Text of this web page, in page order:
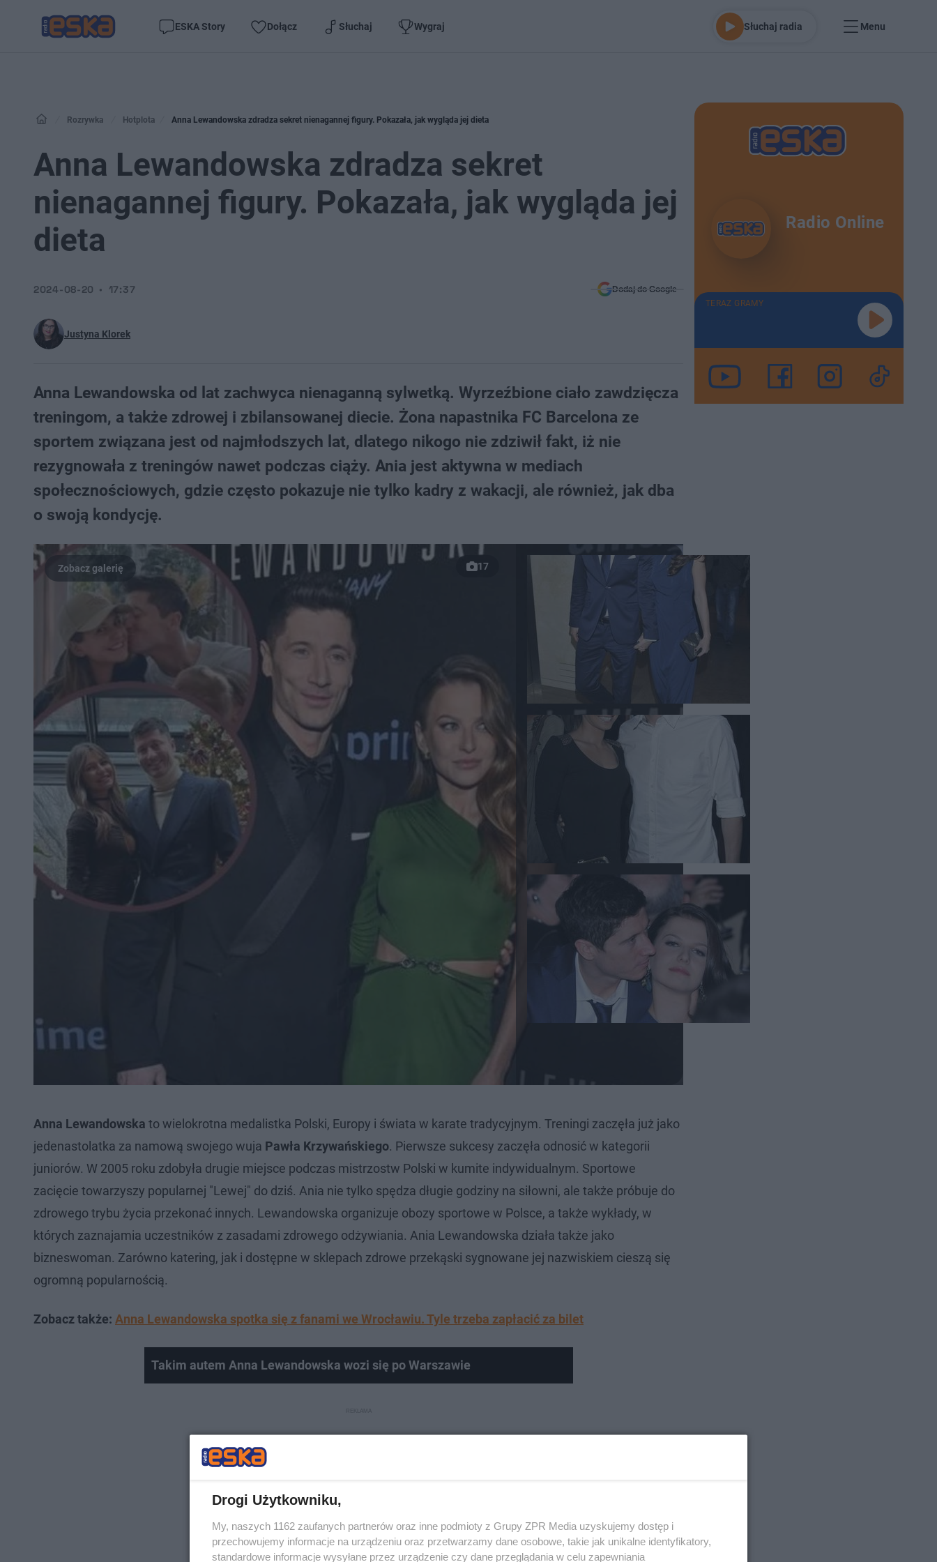
ESKA Story Dołącz Słuchaj Wygraj Słuchaj radia Menu
Rozrywka Hotplota Anna Lewandowska zdradza sekret nienagannej figury. Pokazała, jak wygląda jej dieta
Anna Lewandowska zdradza sekret
nienagannej figury. Pokazała, jak wygląda jej
dieta
Justyna Klorek
2024-08-20 17:37 Dodaj do Google
Anna Lewandowska od lat zachwyca nienaganną sylwetką. Wyrzeźbione ciało zawdzięcza
treningom, a także zdrowej i zbilansowanej diecie. Żona napastnika FC Barcelona ze
sportem związana jest od najmłodszych lat, dlatego nikogo nie zdziwił fakt, iż nie
rezygnowała z treningów nawet podczas ciąży. Ania jest aktywna w mediach
społecznościowych, gdzie często pokazuje nie tylko kadry z wakacji, ale również, jak dba
o swoją kondycję.
17
Anna Lewandowska to wielokrotna medalistka Polski, Europy i świata w karate tradycyjnym. Treningi zaczęła już jako
jedenastolatka za namową swojego wuja Pawła Krzywańskiego. Pierwsze sukcesy zaczęła odnosić w kategorii
juniorów. W 2005 roku zdobyła drugie miejsce podczas mistrzostw Polski w kumite indywidualnym. Sportowe
zacięcie towarzyszy popularnej "Lewej" do dziś. Ania nie tylko spędza długie godziny na siłowni, ale także próbuje do
zdrowego trybu życia przekonać innych. Lewandowska organizuje obozy sportowe w Polsce, a także wykłady, w
których zaznajamia uczestników z zasadami zdrowego odżywiania. Ania Lewandowska działa także jako
bizneswoman. Zarówno katering, jak i dostępne w sklepach zdrowe przekąski sygnowane jej nazwiskiem cieszą się
ogromną popularnością.
Zobacz także: Anna Lewandowska spotka się z fanami we Wrocławiu. Tyle trzeba zapłacić za bilet
Takim autem Anna Lewandowska wozi się po Warszawie
Radio Online
TERAZ GRAMY
Drogi Użytkowniku,
My, naszych 1162 zaufanych partnerów oraz inne podmioty z Grupy ZPR Media uzyskujemy dostęp i
przechowujemy informacje na urządzeniu oraz przetwarzamy dane osobowe, takie jak unikalne identyfikatory,
standardowe informacje wysyłane przez urządzenie czy dane przeglądania w celu zapewniania